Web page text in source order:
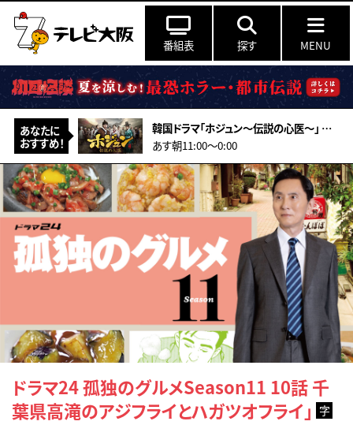
番組表 探す MENU
あなたに
おすすめ！
韓国ドラマ「ホジュン～伝説の心医～」 ＃27（字幕スーパー）
あす朝11:00〜0:00
ドラマ24 孤独のグルメSeason11 10話 千
葉県高滝のアジフライとハガツオフライ」 字